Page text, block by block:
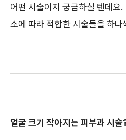
어떤 시술이지 궁금하실 텐데요
소에 따라 적합한 시술들을 하나
얼굴 크기 작아지는 피부과 시술